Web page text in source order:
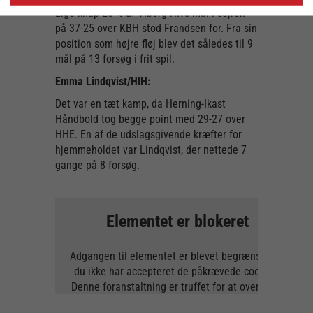
Lige knap 25 % af Viborg HK’s mål i sejren
på 37-25 over KBH stod Frandsen for. Fra sin
position som højre fløj blev det således til 9
mål på 13 forsøg i frit spil.
Emma Lindqvist/HIH:
Det var en tæt kamp, da Herning-Ikast
Håndbold tog begge point med 29-27 over
HHE. En af de udslagsgivende kræfter for
hjemmeholdet var Lindqvist, der nettede 7
gange på 8 forsøg.
Elementet er blokeret
Adgangen til elementet er blevet begrænset, da
du ikke har accepteret de påkrævede cookies.
Denne foranstaltning er truffet for at overholde